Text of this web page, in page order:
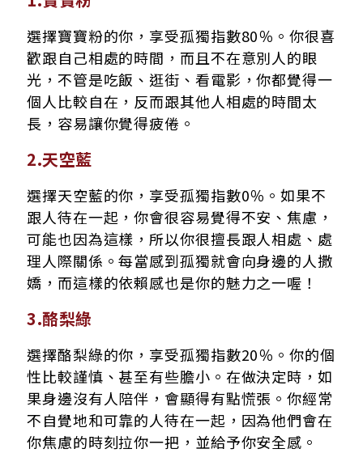
選擇寶寶粉的你，享受孤獨指數80％。你很喜
歡跟自己相處的時間，而且不在意別人的眼
光，不管是吃飯、逛街、看電影，你都覺得一
個人比較自在，反而跟其他人相處的時間太
長，容易讓你覺得疲倦。
2.天空藍
選擇天空藍的你，享受孤獨指數0％。如果不
跟人待在一起，你會很容易覺得不安、焦慮，
可能也因為這樣，所以你很擅長跟人相處、處
理人際關係。每當感到孤獨就會向身邊的人撒
嬌，而這樣的依賴感也是你的魅力之一喔！
3.酪梨綠
選擇酪梨綠的你，享受孤獨指數20％。你的個
性比較謹慎、甚至有些膽小。在做決定時，如
果身邊沒有人陪伴，會顯得有點慌張。你經常
不自覺地和可靠的人待在一起，因為他們會在
你焦慮的時刻拉你一把，並給予你安全感。